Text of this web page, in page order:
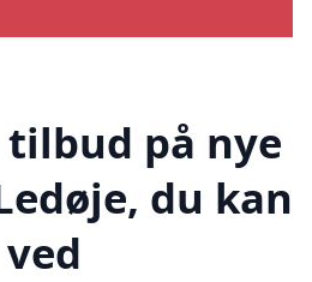
tilbud på nye
du kan